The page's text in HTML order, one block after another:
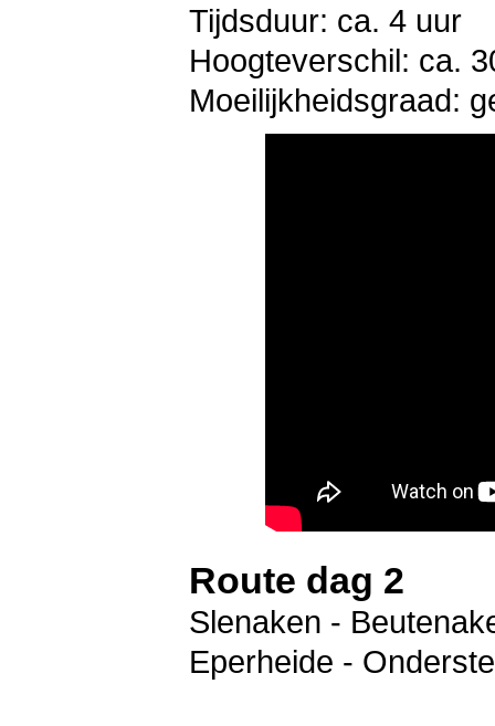
Tijdsduur: ca. 4 uur
Hoogteverschil: ca.
Moeilijkheidsgraad:
Route dag 2
Slenaken -
Eperheide -